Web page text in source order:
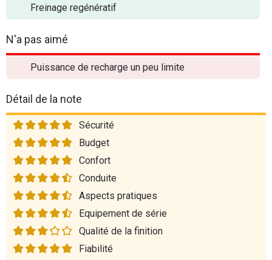
Freinage regénératif
N'a pas aimé
Puissance de recharge un peu limite
Détail de la note
Sécurité
Budget
Confort
Conduite
Aspects pratiques
Equipement de série
Qualité de la finition
Fiabilité